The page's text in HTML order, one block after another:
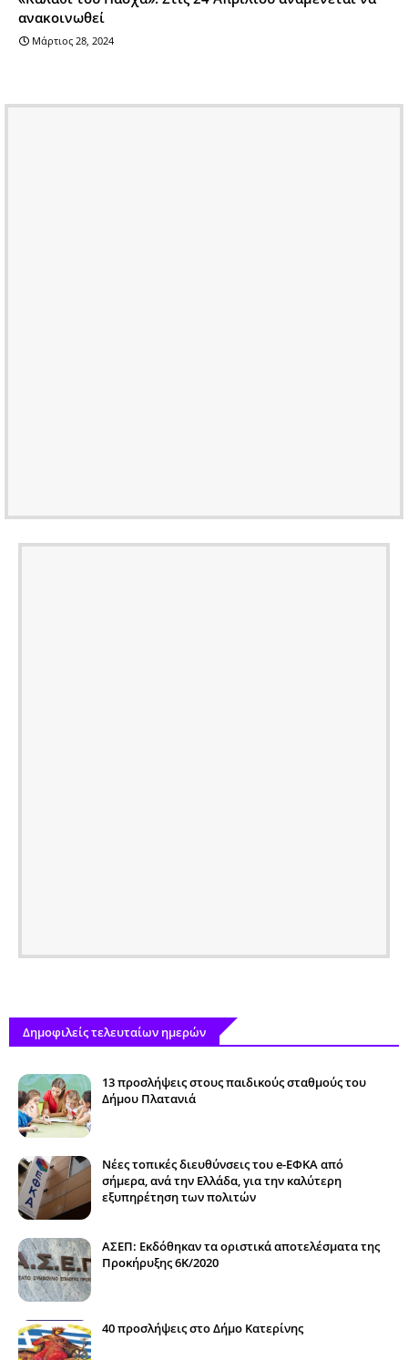
ανακοινωθεί
Μάρτιος 28, 2024
Δημοφιλείς τελευταίων ημερών
13 προσλήψεις στους παιδικούς σταθμούς του
Δήμου Πλατανιά
Νέες τοπικές διευθύνσεις του e-ΕΦΚΑ από
σήμερα, ανά την Ελλάδα, για την καλύτερη
εξυπηρέτηση των πολιτών
ΑΣΕΠ: Εκδόθηκαν τα οριστικά αποτελέσματα της
Προκήρυξης 6Κ/2020
40 προσλήψεις στο Δήμο Κατερίνης